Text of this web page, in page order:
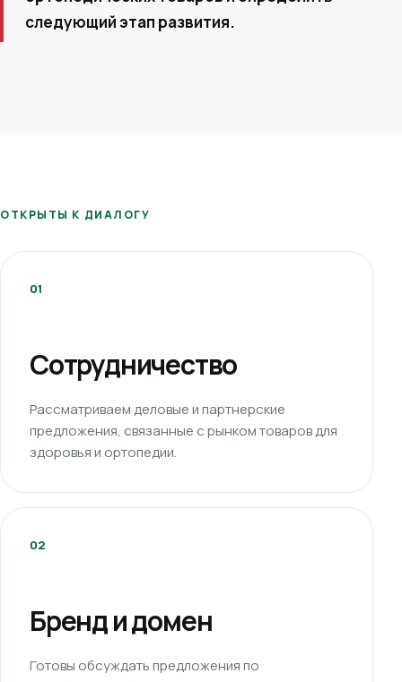
следующий этап развития.
ОТКРЫТЫ К ДИАЛОГУ
01
Сотрудничество
Рассматриваем деловые и партнерские
предложения, связанные с рынком товаров для
здоровья и ортопедии.
02
Бренд и домен
Готовы обсуждать предложения по